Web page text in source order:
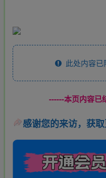
此处内容已
------本页内容已
感谢您的来访，获